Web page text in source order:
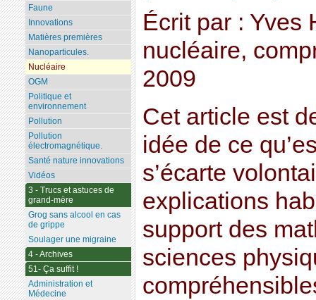
Écrit par : Yves
nucléaire,
2009
Cet article est
idée de ce
s’écarte
explications
support des
sciences
Faune
Innovations
Matières premières
Nanoparticules.
Nucléaire
OGM
Politique et
environnement
Pollution
Pollution
électromagnétique.
Santé nature innovations
Vidéos
3 - Trucs et astuces de
grand-mère
Grog sans alcool en cas
de grippe
Soulager une migraine
4 - Archives
51- Ça suffit !
Administration et
Médecine